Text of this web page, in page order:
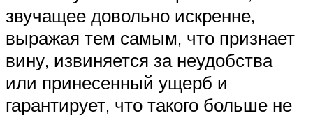
звучащее довольно искренне,
выражая тем самым, что признает
вину, извиняется за неудобства
или принесенный ущерб и
гарантирует, что такого больше не